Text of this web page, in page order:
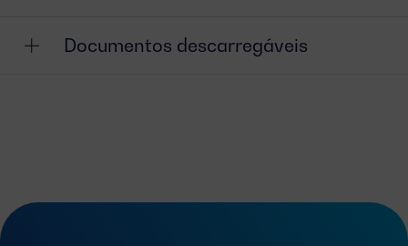
Documentos descarregáveis